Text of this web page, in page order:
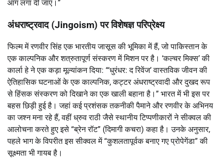
आग लगा दी जाए।”
अंधराष्ट्रवाद (Jingoism) पर विशेषज्ञ परिप्रेक्ष्य
फिल्म में रणवीर सिंह एक भारतीय जासूस की भूमिका में हैं, जो पाकिस्तान के
एक काल्पनिक और शत्रुतापूर्ण संस्करण में मिशन पर है। ‘कल्चर मिक्स’ की
कार्ला हे ने एक कड़ा मूल्यांकन दिया: “‘धुरंधर: द रिवेंज’ वास्तविक जीवन की
ऐतिहासिक घटनाओं के एक काल्पनिक, कट्टर अंधराष्ट्रवादी और दुखद रूप
से हिंसक संस्करण को दिखाने का एक खाली बहाना है।” भारत में भी इस पर
बहस छिड़ी हुई है। जहां कई प्रशंसक तकनीकी पैमाने और रणवीर के अभिनय
का जश्न मना रहे हैं, वहीं ध्रुव राठी जैसे स्थानीय टिप्पणीकारों ने सीक्वल की
आलोचना करते हुए इसे “ब्रेन रॉट” (दिमागी कचरा) कहा है। उनके अनुसार,
पहले भाग के विपरीत इस सीक्वल में “कुशलतापूर्वक बनाए गए प्रोपेगेंडा” की
सूक्ष्मता भी गायब है।